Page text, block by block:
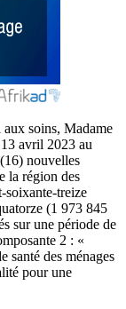
aux soins, Madame
avril 2023 au
nouvelles
la région des
soixante-treize
(1 973 845
sur une période de
2 : «
santé des ménages
pour une